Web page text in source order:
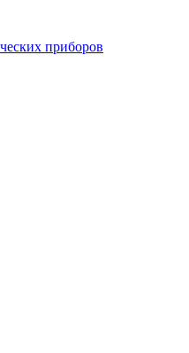
приборов